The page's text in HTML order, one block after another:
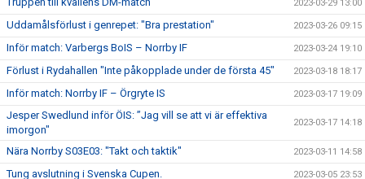
2023-03-29 13:00
Uddamålsförlust i genrepet: "Bra prestation" 2023-03-26 09:15
Inför match: Varbergs BoIS – Norrby IF 2023-03-24 19:10
Förlust i Rydahallen "Inte påkopplade under de första 45" 2023-03-18 18:17
Inför match: Norrby IF – Örgryte IS 2023-03-17 19:09
Jesper Swedlund inför ÖIS: ”Jag vill se att vi är effektiva
imorgon"
2023-03-17 14:18
Nära Norrby S03E03: "Takt och taktik" 2023-03-11 14:58
Tung avslutning i Svenska Cupen. 2023-03-05 23:53